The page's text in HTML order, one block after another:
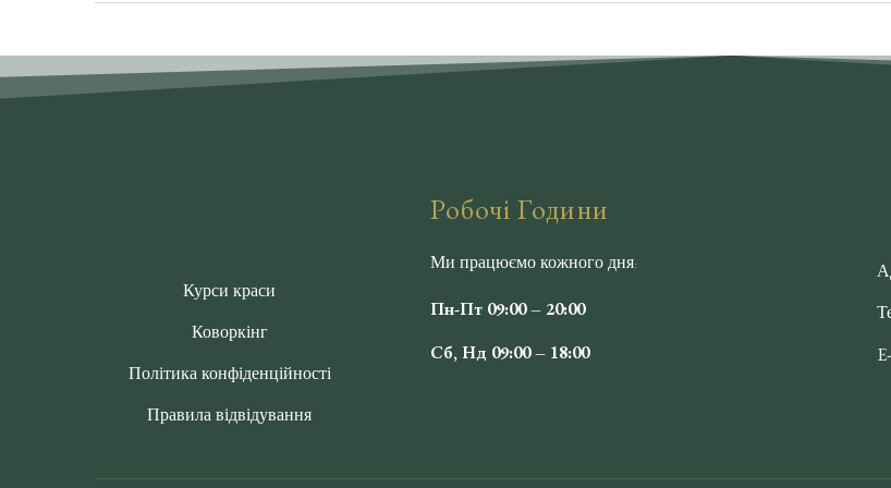
обличчя та надають впевненості у власному вигляді.
Курси краси
Коворкінг
Політика конфіденційності
Правила відвідування
Робочі Години
Ми працюємо кожного дня:
Пн-Пт 09:00 – 20:00
Сб, Нд 09:00 – 18:00